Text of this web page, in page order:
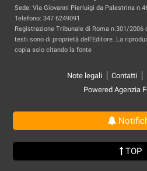
Sede: Via Giovanni Pierluigi da Palestrina
Telefono: 347 6249091
Registrazione Tribunale di Roma n.301/
testi sono di proprietà dell'Editore. La
copia solo citando la fonte
Note legali Contatti
Powered Agenzia
TOP